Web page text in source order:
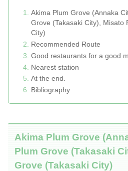
Akima Plum Grove (Annaka
Grove (Takasaki City), Misato
City)
Recommended Route
Good restaurants for a good
Nearest station
At the end.
Bibliography
Akima Plum Grove
Plum Grove (Takasaki
Grove (Takasaki City)